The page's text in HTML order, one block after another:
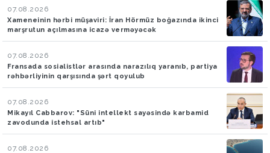
07.08.2026
Xameneinin hərbi müşaviri: İran Hörmüz boğazında ikinci
marşrutun açılmasına icazə verməyəcək
07.08.2026
Fransada sosialistlər arasında narazılıq yaranıb, partiya
rəhbərliyinin qarşısında şərt qoyulub
07.08.2026
Mikayıl Cabbarov: "Süni intellekt sayəsində karbamid
zavodunda istehsal artıb"
07.08.2026